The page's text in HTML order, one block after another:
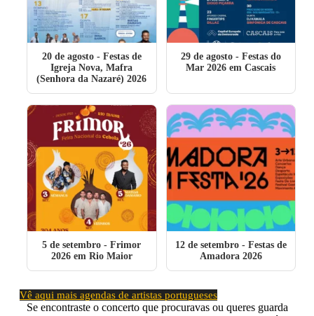
20 de agosto- Festas de
Igreja Nova, Mafra
(Senhora da Nazaré) 2026
29 de agosto- Festas do
Mar 2026 em Cascais
5 de setembro - Frimor
2026 em Rio Maior
12 de setembro- Festas de
Amadora 2026
Vê aqui mais agendas de artistas portugueses
Se encontraste o concerto que procuravas ou queres guarda